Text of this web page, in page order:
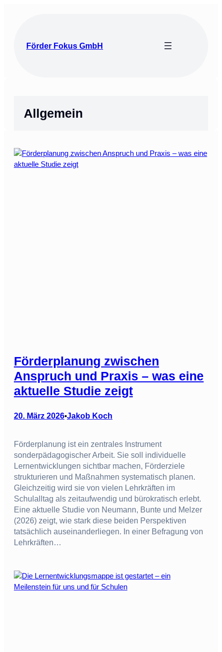
Förder Fokus GmbH
Allgemein
Förderplanung zwischen
Anspruch und Praxis – was eine
aktuelle Studie zeigt
20. März 2026•Jakob Koch
Förderplanung ist ein zentrales Instrument
sonderpädagogischer Arbeit. Sie soll individuelle
Lernentwicklungen sichtbar machen, Förderziele
strukturieren und Maßnahmen systematisch planen.
Gleichzeitig wird sie von vielen Lehrkräften im
Schulalltag als zeitaufwendig und bürokratisch erlebt.
Eine aktuelle Studie von Neumann, Bunte und Melzer
(2026) zeigt, wie stark diese beiden Perspektiven
tatsächlich auseinanderliegen. In einer Befragung von
Lehrkräften…